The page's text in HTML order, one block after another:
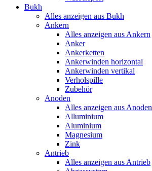
Bukh
Alles anzeigen aus Bukh
Ankern
Alles anzeigen aus Ankern
Anker
Ankerketten
Ankerwinden horizontal
Ankerwinden vertikal
Verholspille
Zubehör
Anoden
Alles anzeigen aus Anoden
Alluminium
Aluminium
Magnesium
Zink
Antrieb
Alles anzeigen aus Antrieb